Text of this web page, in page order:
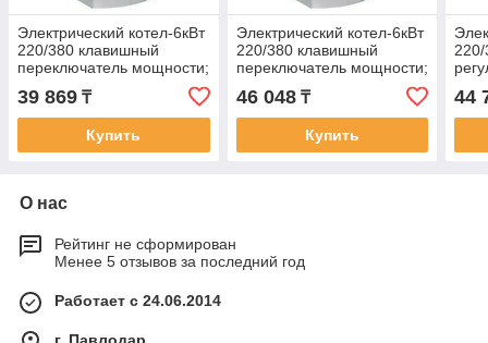
Электрический котел-6кВт
220/380 клавишный
переключатель мощности;
обратка справа;
Заземление и установка
УЗО обязательно!
39 869 ₸
Купить
Электрический котел-6кВт
220/380 клавишный
переключатель мощности;
обратка снизу;
Заземление и установка
УЗО обязательно!
46 048₸
Купить
УЗО
44
О нас
Рейтинг не сформирован
Менее 5 отзывов за последний год
Работает с 24.06.2014